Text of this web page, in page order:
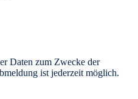
Daten zum Zwecke der
ist jederzeit möglich.